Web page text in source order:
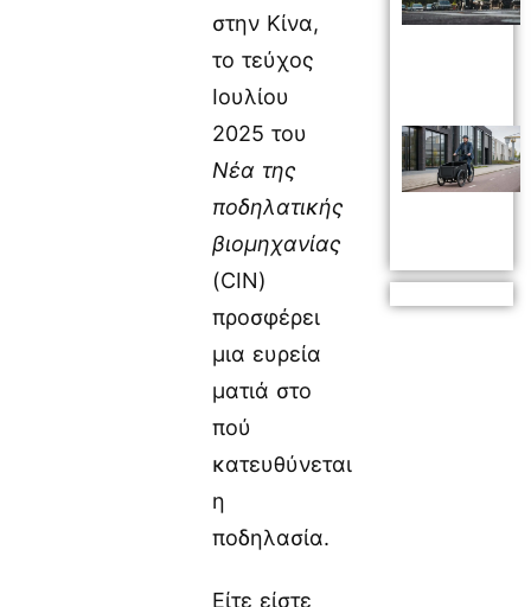
στην Κίνα,
το τεύχος
Ιουλίου
2025 του
Νέα της
ποδηλατικής
βιομηχανίας
(CIN)
προσφέρει
μια ευρεία
ματιά στο
πού
κατευθύνεται
η
ποδηλασία.
Είτε είστε